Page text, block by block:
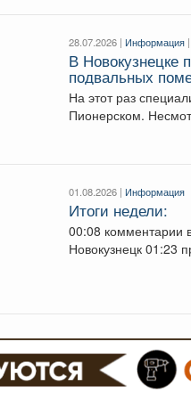
28.07.2026 | Информация
В Новокузнецке
подвальных
необходимости
укрытием для
На этот раз
01.08.2026 | Информация
Итоги недели:
00:08 комментарии в МАХ 00:41